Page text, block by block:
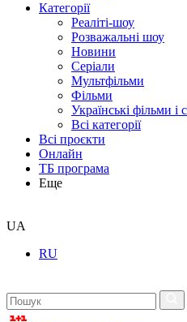
Категорії
Реаліті-шоу
Розважальні шоу
Новини
Серіали
Мультфільми
Фільми
Українські фільми і
Всі категорії
Всі проєкти
Онлайн
ТБ програма
Еще
UA
RU